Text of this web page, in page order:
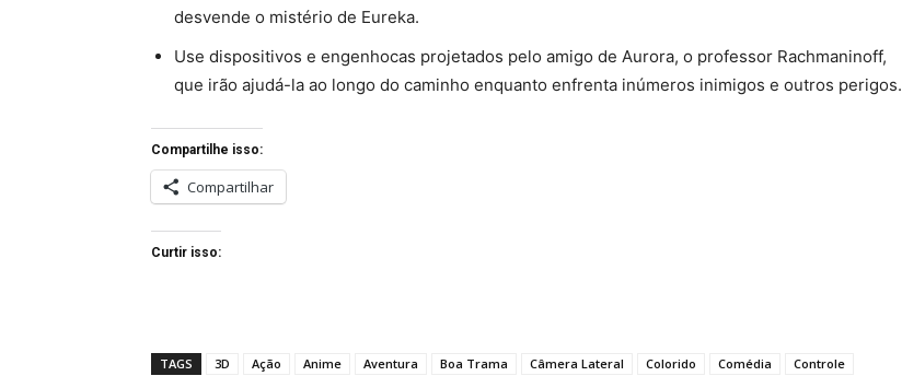
desvende o mistério de Eureka.
Use dispositivos e engenhocas projetados pelo amigo de Aurora, o professor Rachmaninoff,
que irão ajudá-la ao longo do caminho enquanto enfrenta inúmeros inimigos e outros perigos.
Compartilhe isso:
Compartilhar
Curtir isso:
TAGS 3D Ação Anime Aventura Boa Trama Câmera Lateral Colorido Comédia
Controle